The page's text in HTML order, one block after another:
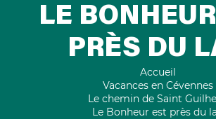
LE
PRÈS DU
Accueil
Vacances en Cévennes
Le chemin de Saint
Le Bonheur est près du